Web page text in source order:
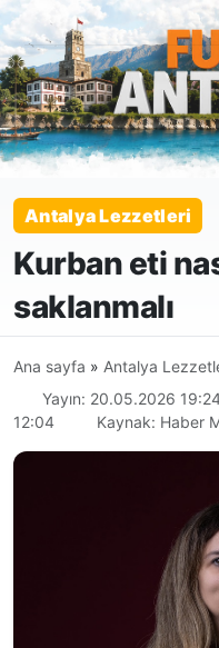
Antalya Lezzetleri
Kurban eti
saklanmalı
Ana sayfa » Antalya
Yayın: 20.05.2026
12:04
Kaynak: Haber